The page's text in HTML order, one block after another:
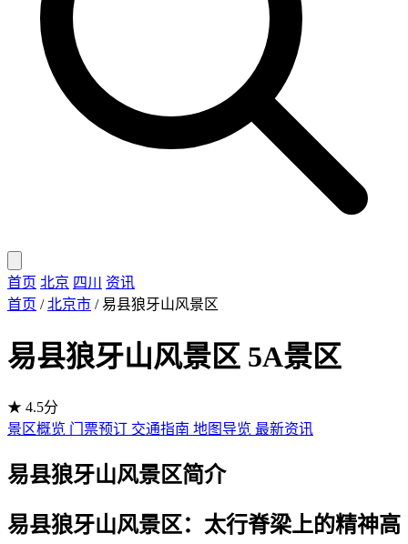
首页 北京 四川
资讯
首页 / 北京市 / 易县狼牙山风景区
易县狼牙山风景区 5A景区
★ 4.5分
景区概览 门票预订 交通指南 地图导览 最新资讯
易县狼牙山风景区简介
易县狼牙山风景区：太行脊梁上的精神高